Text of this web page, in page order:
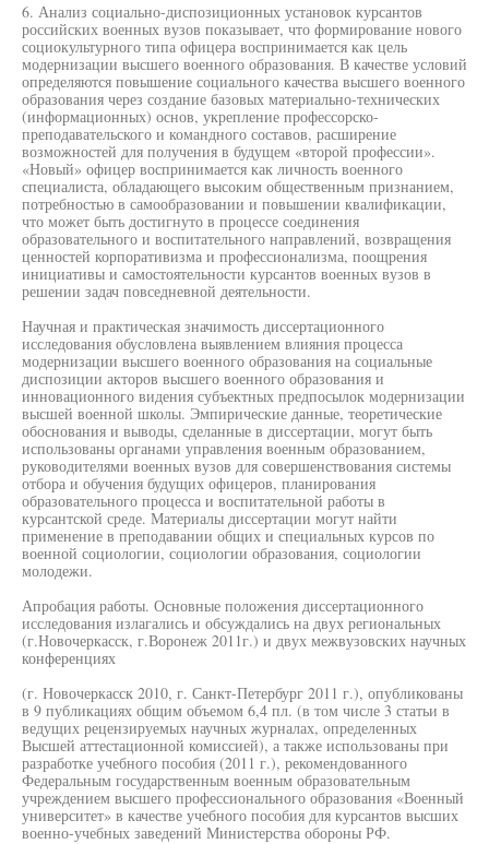
6. Анализ социально-диспозиционных установок курсантов
российских военных вузов показывает, что формирование нового
социокультурного типа офицера воспринимается как цель
модернизации высшего военного образования. В качестве условий
определяются повышение социального качества высшего военного
образования через создание базовых материально-технических
(информационных) основ, укрепление профессорско-
преподавательского и командного составов, расширение
возможностей для получения в будущем «второй профессии».
«Новый» офицер воспринимается как личность военного
специалиста, обладающего высоким общественным признанием,
потребностью в самообразовании и повышении квалификации,
что может быть достигнуто в процессе соединения
образовательного и воспитательного направлений, возвращения
ценностей корпоративизма и профессионализма, поощрения
инициативы и самостоятельности курсантов военных вузов в
решении задач повседневной деятельности.
Научная и практическая значимость диссертационного
исследования обусловлена выявлением влияния процесса
модернизации высшего военного образования на социальные
диспозиции акторов высшего военного образования и
инновационного видения субъектных предпосылок модернизации
высшей военной школы. Эмпирические данные, теоретические
обоснования и выводы, сделанные в диссертации, могут быть
использованы органами управления военным образованием,
руководителями военных вузов для совершенствования системы
отбора и обучения будущих офицеров, планирования
образовательного процесса и воспитательной работы в
курсантской среде. Материалы диссертации могут найти
применение в преподавании общих и специальных курсов по
военной социологии, социологии образования, социологии
молодежи.
Апробация работы. Основные положения диссертационного
исследования излагались и обсуждались на двух региональных
(г.Новочеркасск, г.Воронеж 2011г.) и двух межвузовских научных
конференциях
(г. Новочеркасск 2010, г. Санкт-Петербург 2011 г.), опубликованы
в 9 публикациях общим объемом 6,4 пл. (в том числе 3 статьи в
ведущих рецензируемых научных журналах, определенных
Высшей аттестационной комиссией), а также использованы при
разработке учебного пособия (2011 г.), рекомендованного
Федеральным государственным военным образовательным
учреждением высшего профессионального образования «Военный
университет» в качестве учебного пособия для курсантов высших
военно-учебных заведений Министерства обороны РФ.